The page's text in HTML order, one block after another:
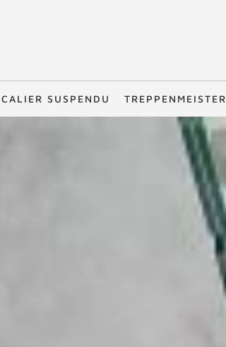
SUSPENDU TREPPENMEISTER